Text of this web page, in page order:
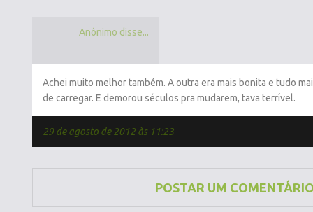
Anônimo disse...
Achei muito melhor também. A outra era mais bonita e tudo
de carregar. E demorou séculos pra mudarem, tava terrível.
29 de agosto de 2012 às 11:23
POSTAR UM